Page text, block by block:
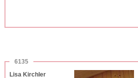
6135
Lisa Kirchler